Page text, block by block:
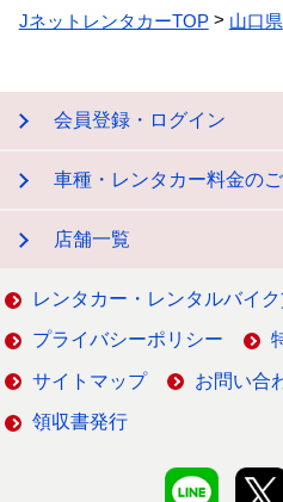
JネットレンタカーTOP 山口県
会員登録・ログイン
車種・レンタカー料金の
店舗一覧
レンタカー・レンタルバイ
プライバシーポリシー
サイトマップ お問い合
領収書発行